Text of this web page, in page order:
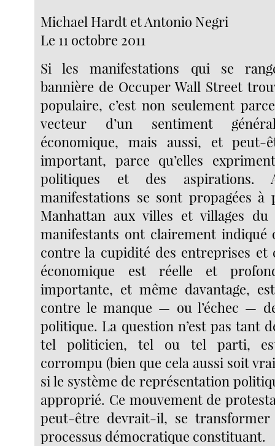
Michael Hardt et Antonio Negri
Le 11 octobre 2011
Si les manifestations qui se
bannière de Occuper Wall Street
populaire, c’est non seulement
vecteur d’un sentiment
économique, mais aussi, et peut-
important, parce qu’elles
politiques et des aspirations.
manifestations se sont propagées
Manhattan aux villes et villages
manifestants ont clairement indiqué
contre la cupidité des entreprises et
économique est réelle et
importante, et même davantage,
contre le manque — ou l’échec —
politique. La question n’est pas tant
tel politicien, tel ou tel parti,
corrompu (bien que cela aussi soit
si le système de représentation
approprié. Ce mouvement de
peut-être devrait-il, se
processus démocratique constituant.